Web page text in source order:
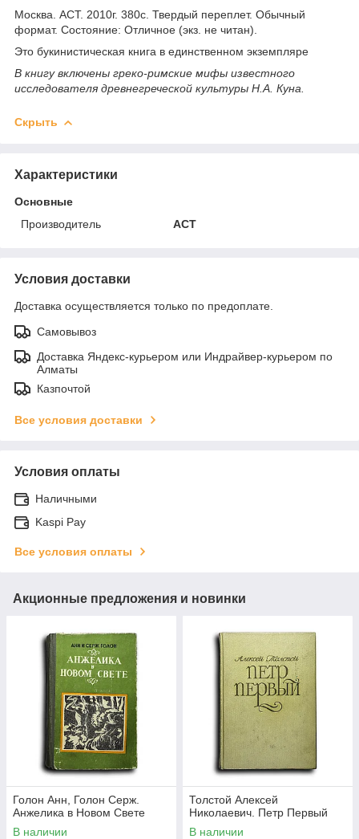
Москва. АСТ. 2010г. 380с. Твердый переплет. Обычный
формат. Состояние: Отличное (экз. не читан).
Это букинистическая книга в единственном экземпляре
В книгу включены греко-римские мифы известного
исследователя древнегреческой культуры Н.А. Куна.
Скрыть
Характеристики
Основные
Производитель
АСТ
Условия доставки
Доставка осуществляется только по предоплате.
Самовывоз
Доставка Яндекс-курьером или Индрайвер-курьером по
Алматы
Казпочтой
Все условия доставки
Условия оплаты
Наличными
Kaspi Pay
Все условия оплаты
Акционные предложения и новинки
Голон Анн, Голон Серж.
Анжелика в Новом Свете
В наличии
Толстой Алексей
Николаевич. Петр Первый
В наличии